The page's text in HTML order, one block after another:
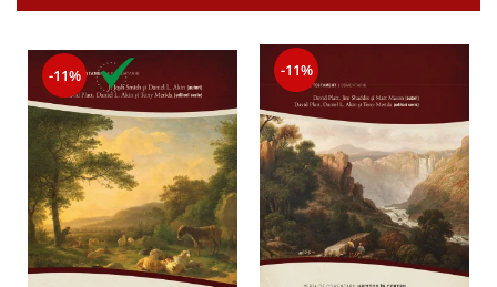
Leadership
Mediu
Sanatate / nutritie
-11% -11%